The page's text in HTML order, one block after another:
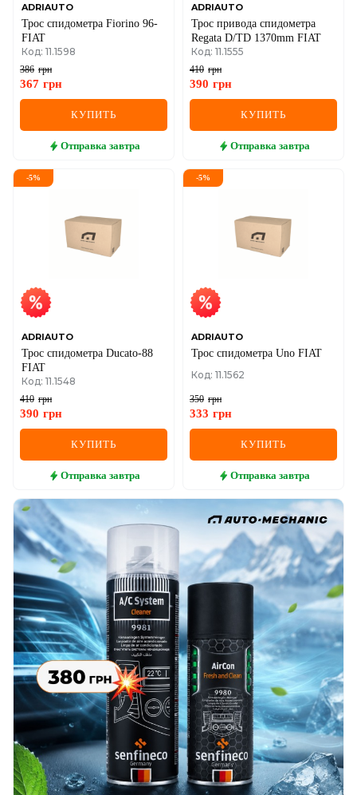
ADRIAUTO
Трос спидометра Fiorino 96-
FIAT
Код: 11.1598
386 грн
367 грн
КУПИТЬ
Отправка завтра
ADRIAUTO
Трос привода спидометра
Regata D/TD 1370mm FIAT
Код: 11.1555
410 грн
390 грн
КУПИТЬ
Отправка завтра
-5%
ADRIAUTO
Трос спидометра Ducato-88
FIAT
Код: 11.1548
410 грн
390 грн
КУПИТЬ
Отправка завтра
-5%
ADRIAUTO
Трос спидометра Uno FIAT
Код: 11.1562
350 грн
333 грн
КУПИТЬ
Отправка завтра